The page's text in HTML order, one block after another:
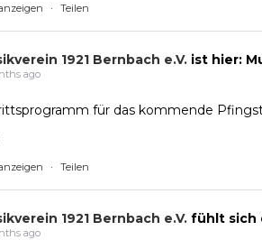
· Teilen
1921 Bernbach e.V. ist hier:
ago
für das kommende
· Teilen
1921 Bernbach e.V. fühlt sich
ago